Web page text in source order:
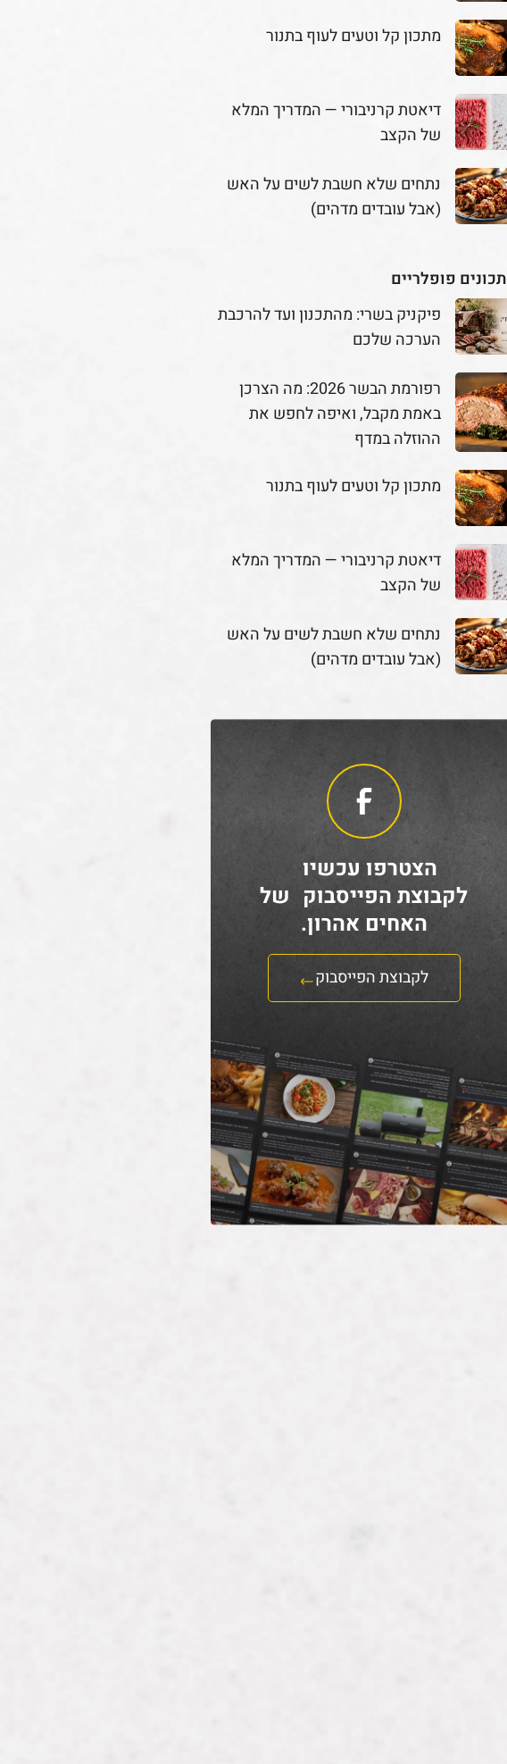
מתכון קל וטעים לעוף בתנור
דיאטת קרניבורי — המדריך המלא
של הקצב
נתחים שלא חשבת לשים על האש
(אבל עובדים מדהים)
פופלריים
פיקניק בשרי: מהתכנון ועד להרכבת
הערכה שלכם
רפורמת הבשר 2026: מה הצרכן
באמת מקבל, ואיפה לחפש את
ההוזלה במדף
מתכון קל וטעים לעוף בתנור
דיאטת קרניבורי — המדריך המלא
של הקצב
נתחים שלא חשבת לשים על האש
(אבל עובדים מדהים)
הצטרפו עכשיו
לקבוצת הפייסבוק של
האחים אהרון.
לקבוצת הפייסבוק